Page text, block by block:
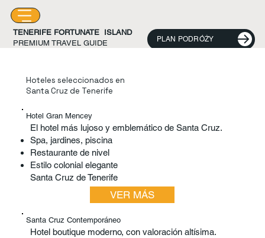
PLAN PODRÓŻY
TENERIFE FORTUNATE ISLAND
PREMIUM TRAVEL GUIDE
Hoteles seleccionados en
Santa Cruz de Tenerife
Hotel Gran Mencey
El hotel más lujoso y emblemático de Santa Cruz.​
Spa, jardines, piscina
Restaurante de nivel
Estilo colonial elegante
Santa Cruz de Tenerife
VER MÁS
Santa Cruz Contemporáneo
Hotel boutique moderno, con valoración altísima.